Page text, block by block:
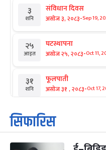
३
शनि
संविधान दिवस
असोज ३, २०८३-Sep 19,
२५
आइत
घटस्थापना
असोज २५, २०८३-Oct 11,
३१
शनि
फूलपाती
असोज ३१ , २०८३-Oct 17,
१
आइत
कार्तिक सङ्क्रान्ति
कार्तिक १, २०८३
सिफारिस